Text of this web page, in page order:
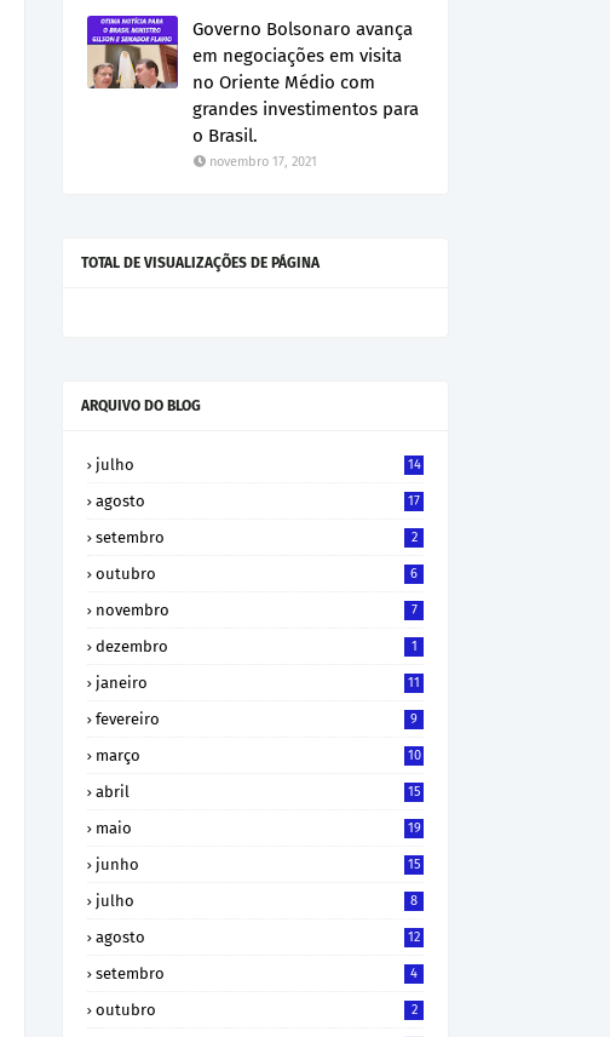
Governo Bolsonaro avança
em negociações em visita
no Oriente Médio com
grandes investimentos para
o Brasil.
novembro 17, 2021
TOTAL DE VISUALIZAÇÕES DE PÁGINA
ARQUIVO DO BLOG
julho 14
agosto 17
setembro 2
outubro 6
novembro 7
dezembro 1
janeiro 11
fevereiro 9
março 10
abril 15
maio 19
junho 15
julho 8
agosto 12
setembro 4
outubro 2